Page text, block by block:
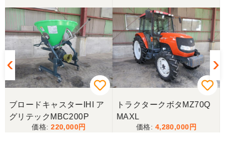
ブロードキャスターIHI ア
グリテックMBC200P
220,000
トラクタークボタMZ70Q
MAXL
4,280,000